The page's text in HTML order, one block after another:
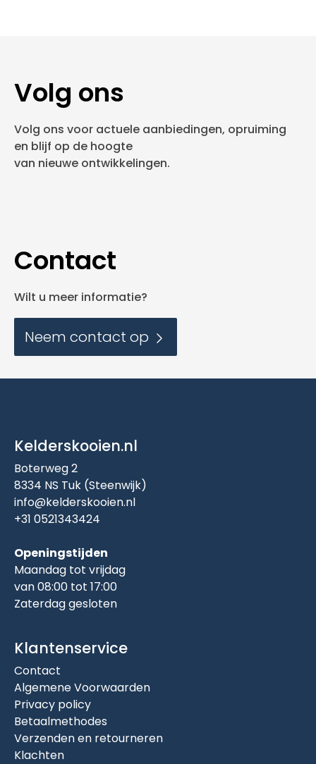
Volg ons
Volg ons voor actuele aanbiedingen, opruiming
en blijf op de hoogte
van nieuwe ontwikkelingen.
Contact
Wilt u meer informatie?
Neem contact op
Kelderskooien.nl
Boterweg 2
8334 NS Tuk (Steenwijk)
info@kelderskooien.nl
+31 0521343424
Openingstijden
Maandag tot vrijdag
van 08:00 tot 17:00
Zaterdag gesloten
Klantenservice
Contact
Algemene Voorwaarden
Privacy policy
Betaalmethodes
Verzenden en retourneren
Klachten